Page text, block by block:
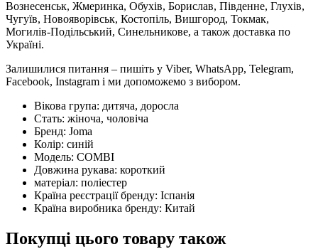
Вознесенськ, Жмеринка, Обухів, Борислав, Південне, Глухів,
Чугуїв, Новояворівськ, Костопіль, Вишгород, Токмак,
Могилів-Подільський, Синельникове, а також доставка по
Україні.
Залишилися питання – пишіть у Viber, WhatsApp, Telegram,
Facebook, Instagram і ми допоможемо з вибором.
Вікова група: дитяча, доросла
Стать: жіноча, чоловіча
Бренд: Joma
Колір: синій
Модель: COMBI
Довжина рукава: короткий
матеріал: поліестер
Країна реєстрації бренду: Іспанія
Країна виробника бренду: Китай
Покупці цього товару також